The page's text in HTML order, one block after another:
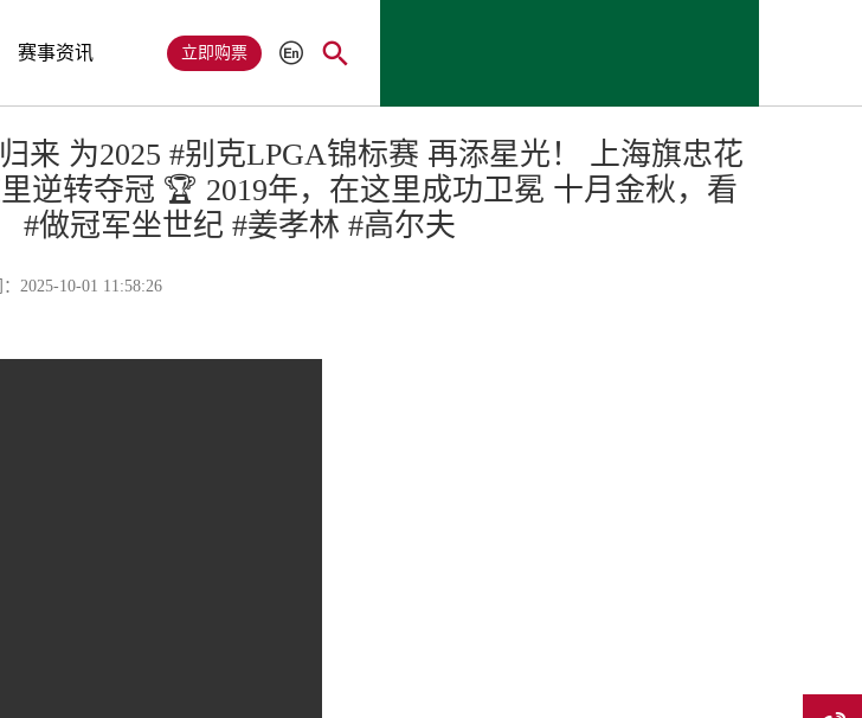
赛事资讯 立即购票
来 为2025 #别克LPGA锦标赛 再添星光！ 上海旗忠花
逆转夺冠 🏆 2019年，在这里成功卫冕 十月金秋，看
#做冠军坐世纪 #姜孝林 #高尔夫
：2025-10-01 11:58:26